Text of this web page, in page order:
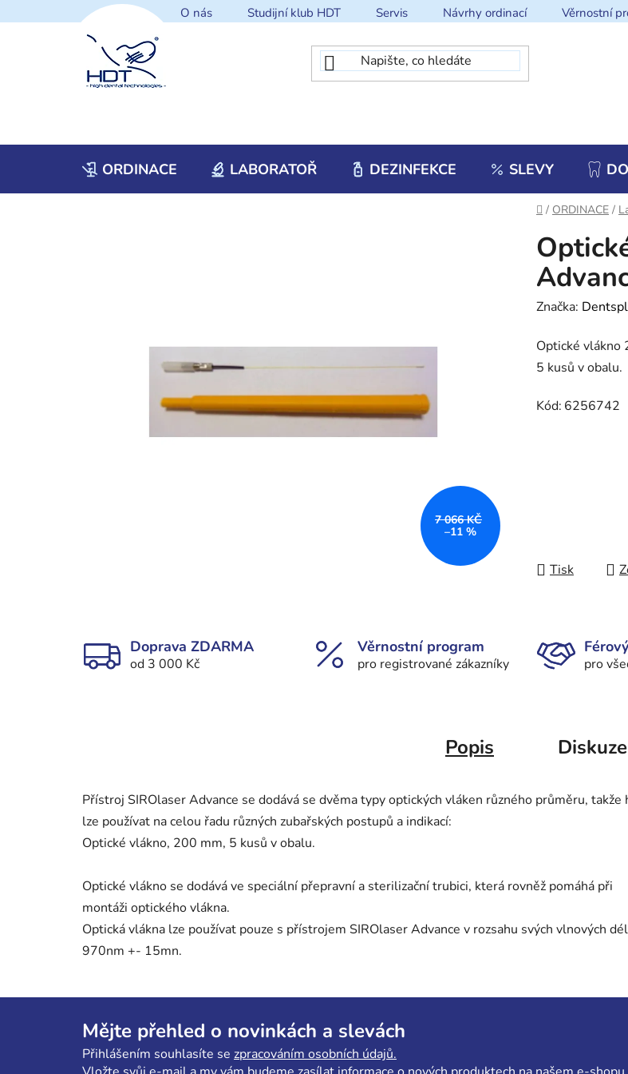
na
O nás Studijní klub HDT Servis Návrhy ordinací Věrnostní
ORDINACE LABORATOŘ DEZINFEKCE SLEVY
Domů
/ ORDINACE /
Značka:
Optické vlákno
5 kusů v obalu.
Kód: 6256742
Tisk
7 066 KČ
–11 %
Doprava ZDARMA
od 3 000 Kč
Věrnostní program
pro registrované zákazníky pro
Popis Diskuze
Přístroj SIROlaser Advance se dodává se dvěma typy optických vláken různého průměru, takže
lze používat na celou řadu různých zubařských postupů a indikací:
Optické vlákno, 200 mm, 5 kusů v obalu.
Optické vlákno se dodává ve speciální přepravní a sterilizační trubici, která rovněž pomáhá při
montáži optického vlákna.
Optická vlákna lze používat pouze s přístrojem SIROlaser Advance v rozsahu svých vlnových
970nm +- 15mn.
Mějte přehled o novinkách a slevách
Přihlášením souhlasíte se zpracováním osobních údajů.